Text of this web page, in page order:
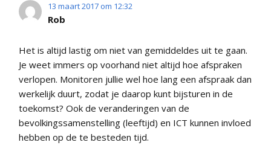
13 maart 2017 om 12:32
Rob
Het is altijd lastig om niet van gemiddeldes uit te gaan.
Je weet immers op voorhand niet altijd hoe afspraken
verlopen. Monitoren jullie wel hoe lang een afspraak dan
werkelijk duurt, zodat je daarop kunt bijsturen in de
toekomst? Ook de veranderingen van de
bevolkingssamenstelling (leeftijd) en ICT kunnen invloed
hebben op de te besteden tijd.